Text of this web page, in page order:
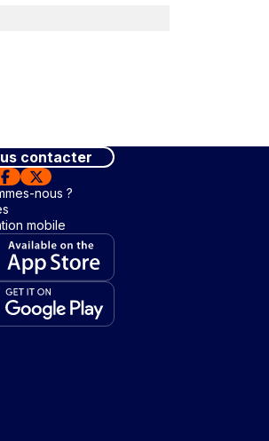
contacter
nous ?
mobile